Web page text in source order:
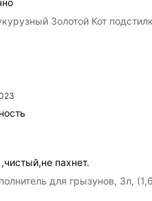
Золотой Кот
пахнет.
для грызунов, 3л,